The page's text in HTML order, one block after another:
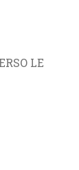
LE